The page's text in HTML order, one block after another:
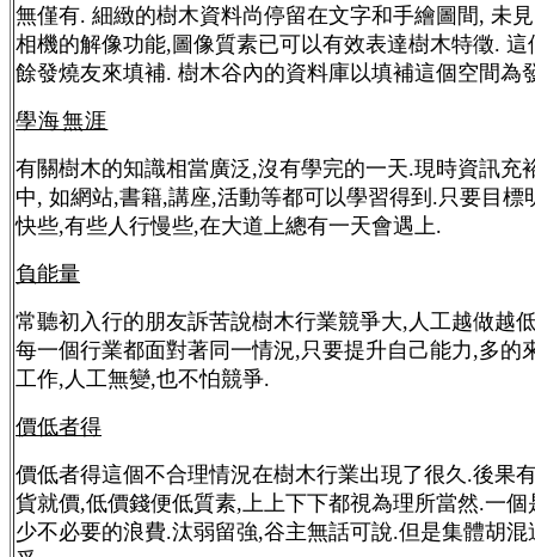
無僅有. 細緻的樹木資料尚停留在文字和手繪圖間, 未
相機的解像功能,圖像質素已可以有效表達樹木特徵.
餘發燒友來填補. 樹木谷內的資料庫以填補這個空間為
學海無涯
有關樹木的知識相當廣泛,沒有學完的一天.現時資訊充
中, 如網站,書籍,講座,活動等都可以學習得到.只要目標
快些,有些人行慢些,在大道上總有一天會遇上.
負能量
常聽初入行的朋友訴苦說樹木行業競爭大,人工越做越
每一個行業都面對著同一情況,只要提升自己能力,多的
工作,人工無變,也不怕競爭.
價低者得
價低者得這個不合理情況在樹木行業出現了很久.後果
貨就價,低價錢便低質素,上上下下都視為理所當然.一個
少不必要的浪費.汰弱留強,谷主無話可說.但是集體胡